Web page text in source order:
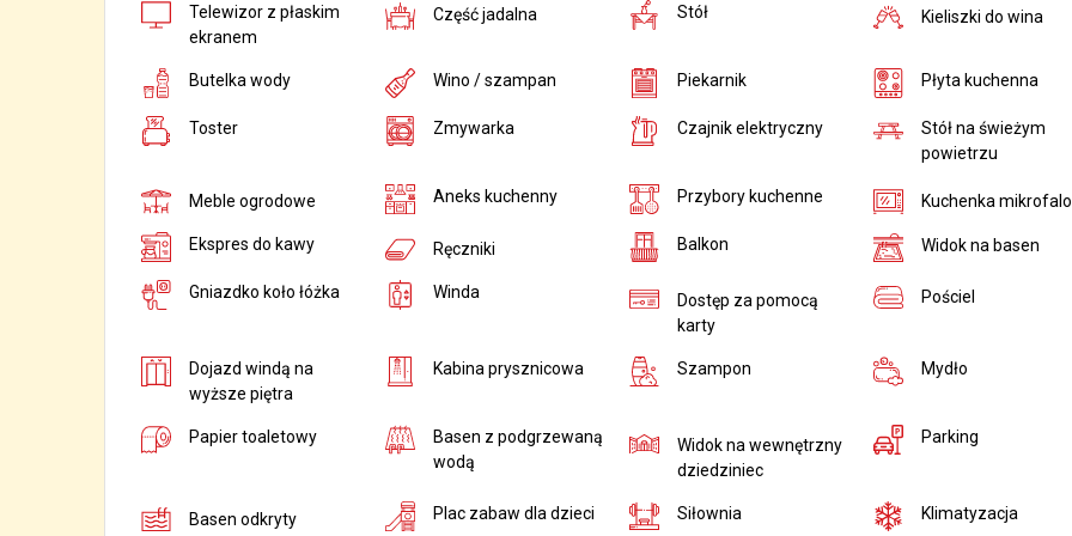
Telewizor z płaskim
ekranem
Część jadalna Stół Kieliszki do wina
Butelka wody Wino / szampan Piekarnik Płyta kuchenna
Toster Zmywarka Czajnik elektryczny
Stół na świeżym
powietrzu
Meble ogrodowe Aneks kuchenny Przybory kuchenne Kuchenka
Ekspres do kawy Ręczniki Balkon Widok na basen
Gniazdko koło łóżka Winda
Dostęp za pomocą
karty
Pościel
Dojazd windą na
wyższe piętra
Kabina prysznicowa Szampon Mydło
Papier toaletowy
Basen z podgrzewaną
wodą
Widok na wewnętrzny
dziedziniec
Parking
Basen odkryty Plac zabaw dla dzieci Siłownia Klimatyzacja